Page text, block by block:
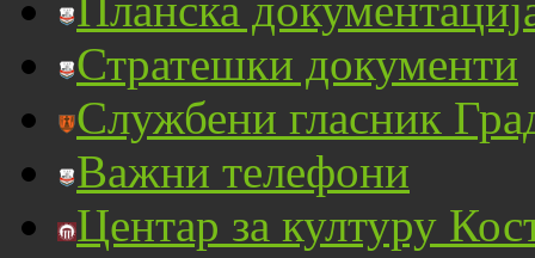
Стратешки документи
Службени гласник
Важни телефони
Центар за културу